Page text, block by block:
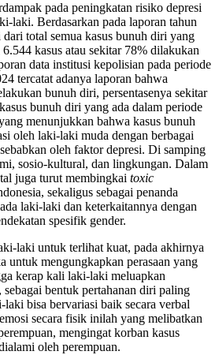
pada peningkatan risiko depresi
laki. Berdasarkan pada laporan tahun
total semua kasus bunuh diri yang
kasus atau sekitar 78% dilakukan
data institusi kepolisian pada periode
tercatat adanya laporan bahwa
bunuh diri, persentasenya sekitar
bunuh diri yang ada dalam periode
menunjukkan bahwa kasus bunuh
oleh laki-laki muda dengan berbagai
oleh faktor depresi. Di samping
sosio-kultural, dan lingkungan. Dalam
juga turut membingkai toxic
sekaligus sebagai penanda
laki-laki dan keterkaitannya dengan
spesifik gender.
laki untuk terlihat kuat, pada akhirnya
untuk mengungkapkan perasaan yang
kerap kali laki-laki meluapkan
sebagai bentuk pertahanan diri paling
bisa bervariasi baik secara verbal
secara fisik inilah yang melibatkan
mengingat korban kasus
oleh perempuan.